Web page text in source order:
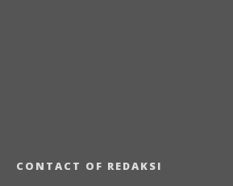
CONTACT OF REDAKSI